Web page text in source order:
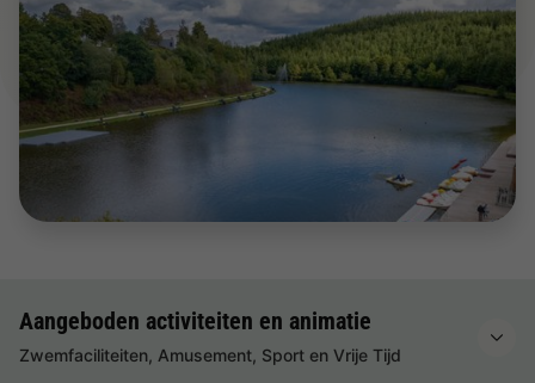
Aangeboden activiteiten en animatie
Zwemfaciliteiten, Amusement, Sport en Vrije Tijd